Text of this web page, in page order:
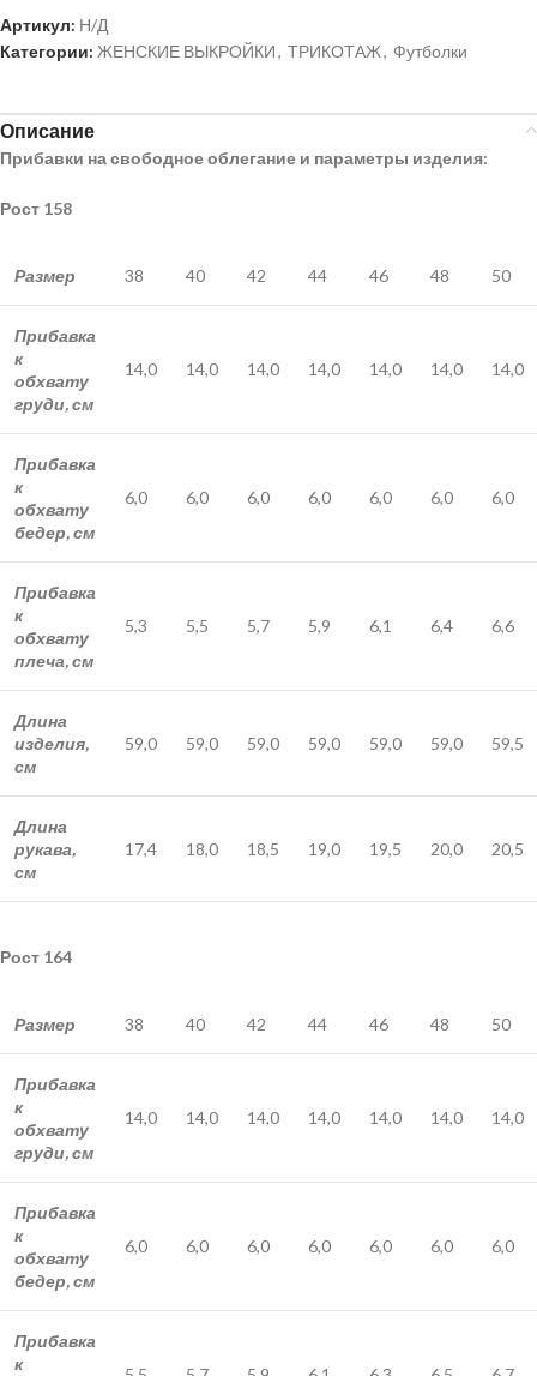
Артикул: Н/Д
Категории: ЖЕНСКИЕ ВЫКРОЙКИ, ТРИКОТАЖ, Футболки
Описание
Прибавки на свободное облегание и параметры изделия:
Рост 158
Размер 38 40 42 44 46 48 50
Прибавка
к
обхвату
груди, см
14,0 14,0 14,0 14,0 14,0 14,0 14,0
Прибавка
к
обхвату
бедер, см
6,0 6,0 6,0 6,0 6,0 6,0 6,0
Прибавка
к
обхвату
плеча, см
5,3 5,5 5,7 5,9 6,1 6,4 6,6
Длина
изделия,
см
59,0 59,0 59,0 59,0 59,0 59,0 59,5
Длина
рукава,
см
17,4 18,0 18,5 19,0 19,5 20,0 20,5
Рост 164
Размер 38 40 42 44 46 48 50
Прибавка
к
обхвату
груди, см
14,0 14,0 14,0 14,0 14,0 14,0 14,0
Прибавка
к
обхвату
бедер, см
6,0 6,0 6,0 6,0 6,0 6,0 6,0
Прибавка
к